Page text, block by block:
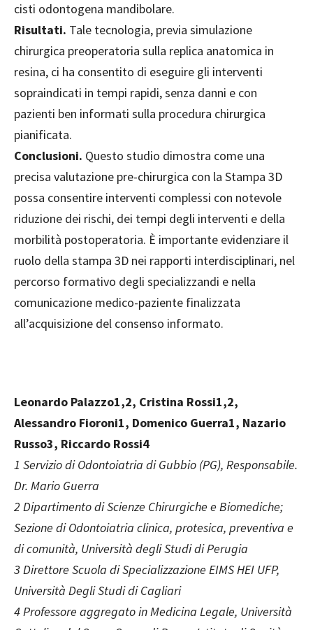
cisti odontogena mandibolare.
Risultati. Tale tecnologia, previa simulazione
chirurgica preoperatoria sulla replica anatomica in
resina, ci ha consentito di eseguire gli interventi
sopraindicati in tempi rapidi, senza danni e con
pazienti ben informati sulla procedura chirurgica
pianificata.
Conclusioni. Questo studio dimostra come una
precisa valutazione pre-chirurgica con la Stampa 3D
possa consentire interventi complessi con notevole
riduzione dei rischi, dei tempi degli interventi e della
morbilità postoperatoria. È importante evidenziare il
ruolo della stampa 3D nei rapporti interdisciplinari, nel
percorso formativo degli specializzandi e nella
comunicazione medico-paziente finalizzata
all’acquisizione del consenso informato.
Leonardo Palazzo1,2, Cristina Rossi1,2,
Alessandro Fioroni1, Domenico Guerra1, Nazario
Russo3, Riccardo Rossi4
1 Servizio di Odontoiatria di Gubbio (PG), Responsabile.
Dr. Mario Guerra
2 Dipartimento di Scienze Chirurgiche e Biomediche;
Sezione di Odontoiatria clinica, protesica, preventiva e
di comunità, Università degli Studi di Perugia
3 Direttore Scuola di Specializzazione EIMS HEI UFP,
Università Degli Studi di Cagliari
4 Professore aggregato in Medicina Legale, Università